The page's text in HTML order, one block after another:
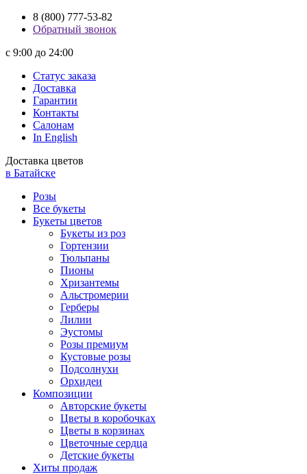
8 (800) 777-53-82
Обратный звонок
с 9:00 до 24:00
Статус заказа
Доставка
Гарантии
Контакты
Салонам
In English
Доставка цветов
в Батайске
Розы
Все букеты
Букеты цветов
Букеты из роз
Гортензии
Тюльпаны
Пионы
Хризантемы
Альстромерии
Герберы
Лилии
Эустомы
Розы премиум
Кустовые розы
Подсолнухи
Орхидеи
Композиции
Авторские букеты
Цветы в коробочках
Цветы в корзинах
Цветочные сердца
Детские букеты
Хиты продаж